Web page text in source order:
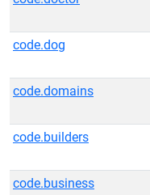
code.dog
code.domains
code.builders
code.business